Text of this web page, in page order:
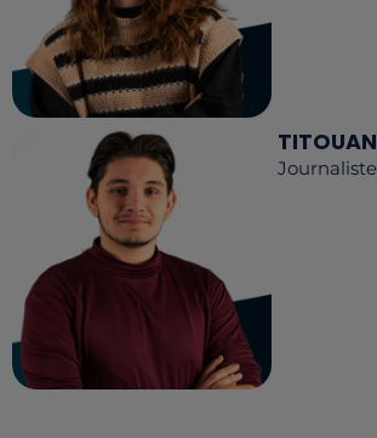
Journaliste